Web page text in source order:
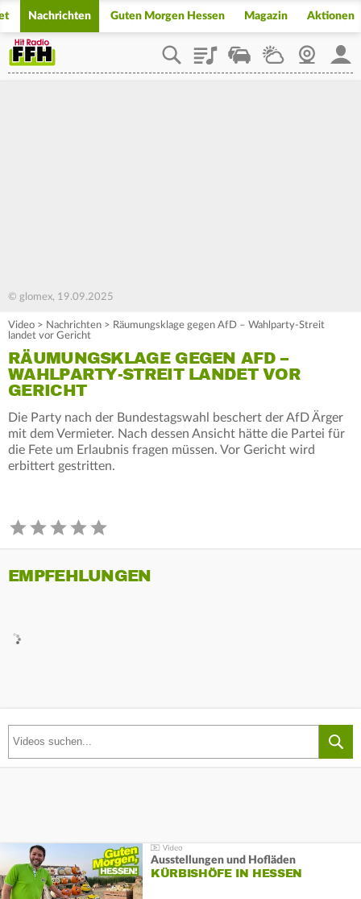
Nachrichten Guten Morgen Hessen Magazin Aktionen
PlaylistStaupilotWetterWebcam
© glomex, 19.09.2025
Video > Nachrichten > Räumungsklage gegen AfD – Wahlparty-Streit
landet vor Gericht
RÄUMUNGSKLAGE GEGEN AFD –
WAHLPARTY-STREIT LANDET VOR
GERICHT
Die Party nach der Bundestagswahl beschert der AfD Ärger
mit dem Vermieter. Nach dessen Ansicht hätte die Partei für
die Fete um Erlaubnis fragen müssen. Vor Gericht wird
erbittert gestritten.
EMPFEHLUNGEN
Ausstellungen und Hofläden
KÜRBISHÖFE IN HESSEN